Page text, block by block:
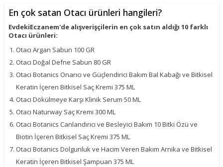
En çok satan Otacı ürünleri hangileri?
EvdekiEczanem'de alışverişçilerin en çok satın aldığı 10 farklı
Otacı ürünleri:
Otacı Argan Sabun 100 GR
Otacı Doğal Defne Sabun 80 GR
Otaci Botanics Onarıcı ve Güçlendirici Bakım Bal Kabağı ve Bitkisel
Keratin İçeren Bitkisel Saç Kremi 375 ML
Otacı Dökülmeye Karşı Klinik Serum 50 ML
Otacı Naturway Saç Kremi 300 ML
Otaci Botanics Canlandırıcı ve Besleyici Bakım 10 Bitki Özü ve
Biotin İçeren Bitkisel Saç Kremi 375 ML
Otaci Botanics Dolgunluk ve Hacim Veren Bakım Arnika ve Bitkisel
Keratin İçeren Bitkisel Şampuan 375 ML